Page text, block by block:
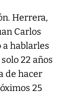
Herrera,
Carlos
a hablarles
22 años
de hacer
25